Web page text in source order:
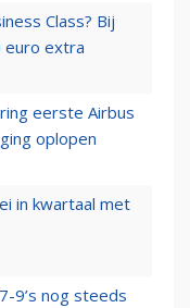
Class? Bij
euro extra
eerste Airbus
oplopen
in kwartaal met
9’s nog steeds